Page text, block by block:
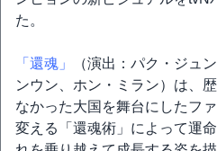
た。
「還魂」
（演出：パク・ジュ
ンウン、ホン・ミラン）は、
なかった大国を舞台にしたフ
変える「還魂術」によって運